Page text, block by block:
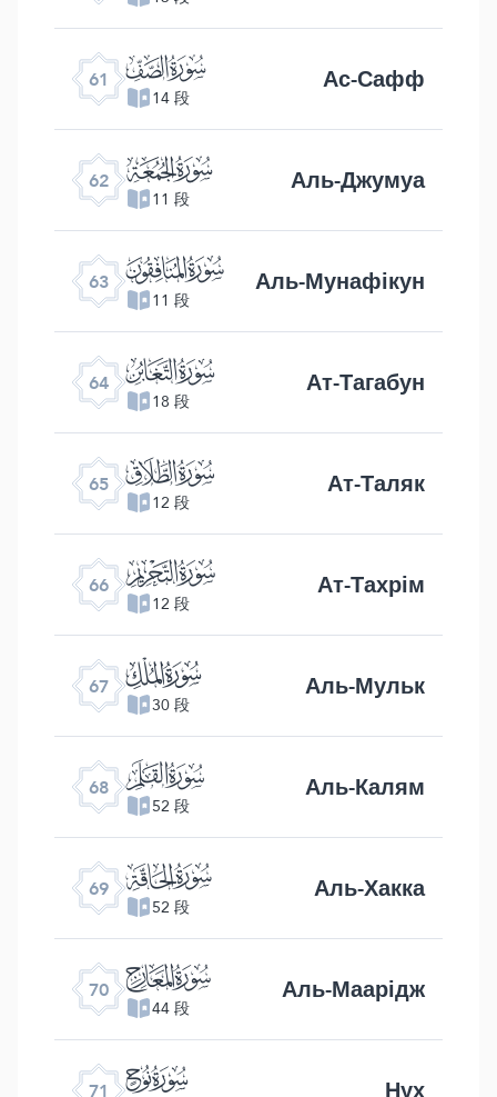
61 ﯪ
14 段 Ас-Сафф
62 ﯫ
11 段 Аль-Джумуа
63 ﯬ
11 段 Аль-Мунафікун
64 ﯭ
18 段 Ат-Тагабун
65 ﯮ
12 段 Ат-Таляк
66 ﯯ
12 段 Ат-Тахрім
67 ﯰ
30 段 Аль-Мульк
68 ﯱ
52 段 Аль-Калям
69 ﯲ
52 段 Аль-Хакка
70 ﯳ
44 段 Аль-Маарідж
ﯴ